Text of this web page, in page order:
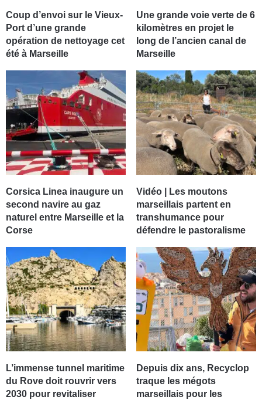
Coup d’envoi sur le Vieux-
Port d’une grande
opération de nettoyage cet
été à Marseille
Une grande voie verte de 6
kilomètres en projet le
long de l’ancien canal de
Marseille
Corsica Linea inaugure un
second navire au gaz
naturel entre Marseille et la
Corse
Vidéo | Les moutons
marseillais partent en
transhumance pour
défendre le pastoralisme
L’immense tunnel maritime
du Rove doit rouvrir vers
2030 pour revitaliser
Depuis dix ans, Recyclop
traque les mégots
marseillais pour les